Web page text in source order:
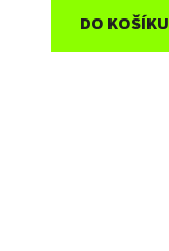
DO KOŠÍKU